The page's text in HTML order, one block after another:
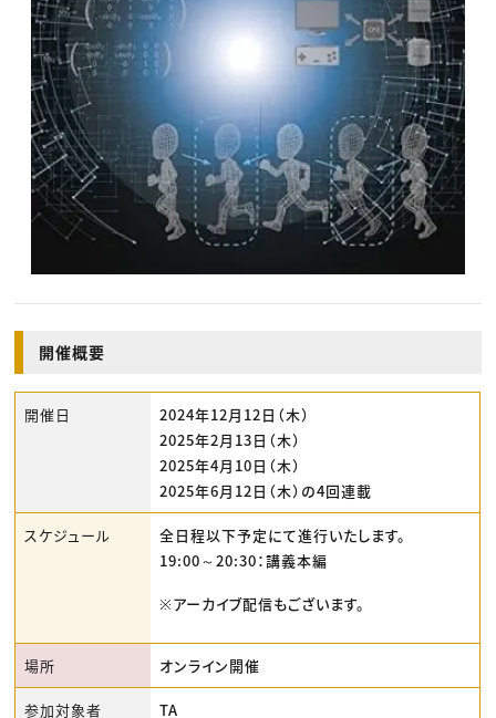
開催概要
開催日
2024年12月12日（木）
2025年2月13日（木）
2025年4月10日（木）
2025年6月12日（木）の4回連載
スケジュール
全日程以下予定にて進行いたします。
19:00～20:30：講義本編
※アーカイブ配信もございます。
場所 オンライン開催
参加対象者
TA